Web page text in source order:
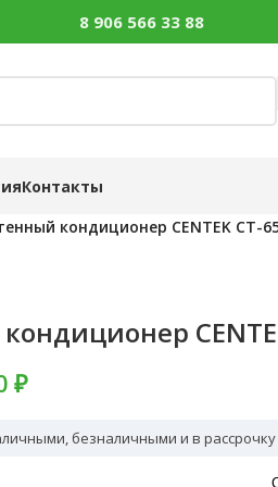
8 906 566 33 88
Контакты
кондиционер CENTEK CT-
₽
безналичными и в рассрочку